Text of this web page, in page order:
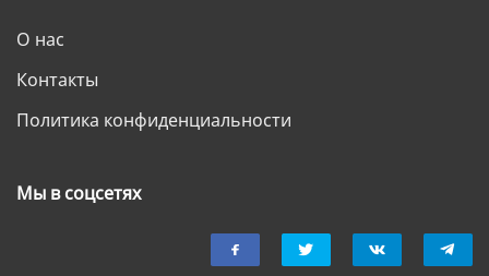
О нас
Контакты
Политика конфиденциальности
Мы в соцсетях